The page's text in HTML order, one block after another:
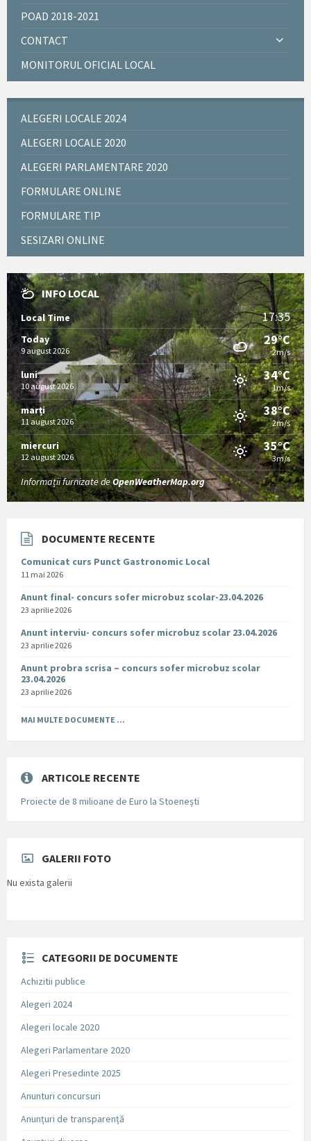
POAD 2018-2021
CONTACT
MONITORUL OFICIAL LOCAL
ALEGERI LOCALE 2024
ALEGERI LOCALE 2020
ALEGERI PARLAMENTARE 2020
FORMULARE ONLINE
FORMULARE TIP
SESIZARI ONLINE
INFO LOCAL
Local Time 17:35
Today
9 august 2026
29°C
2m/s
luni
10 august 2026
34°C
1m/s
marți
11 august 2026
38°C
2m/s
miercuri
12 august 2026
35°C
3m/s
Informații furnizate deOpenWeatherMap.org
DOCUMENTE RECENTE
Comunicat curs Punct Gastronomic Local
11 mai 2026
Anunt final- concurs sofer microbuz scolar-23.04.2026
23 aprilie 2026
Anunt interviu- concurs sofer microbuz scolar 23.04.2026
23 aprilie 2026
Anunt probra scrisa – concurs sofer microbuz scolar
23.04.2026
23 aprilie 2026
MAI MULTE DOCUMENTE ...
ARTICOLE RECENTE
Proiecte de 8 milioane de Euro la Stoenești
GALERII FOTO
Nu exista galerii
CATEGORII DE DOCUMENTE
Achizitii publice
Alegeri 2024
Alegeri locale 2020
Alegeri Parlamentare 2020
Alegeri Presedinte 2025
Anunturi concursuri
Anunțuri de transparență